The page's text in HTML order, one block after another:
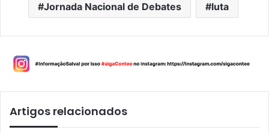
Jornada Nacional de Debates luta
Artigos relacionados